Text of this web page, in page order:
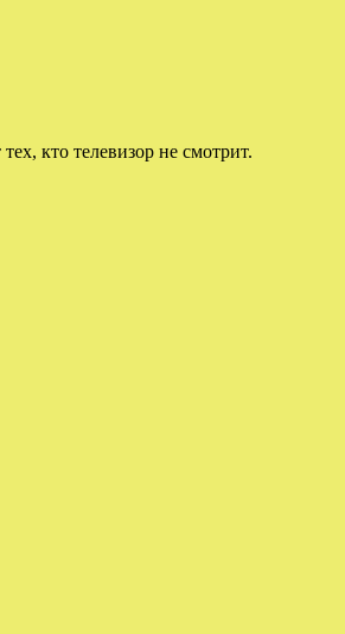
кто телевизор не смотрит.